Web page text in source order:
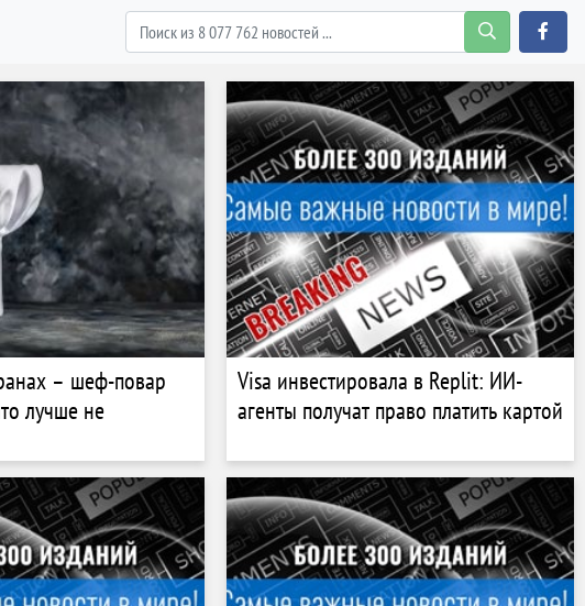
– шеф-повар
лучше не
Visa инвестировала в Replit: ИИ-
агенты получат право платить картой